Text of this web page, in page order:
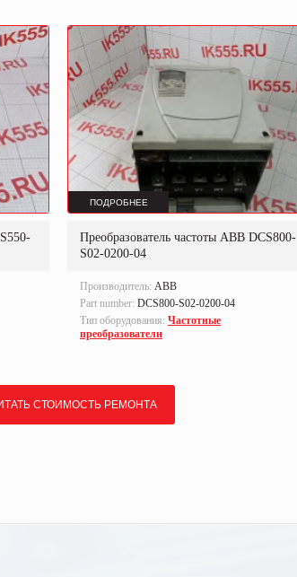
ПОДРОБНЕЕ
Преобразователь частоты ABB DCS800-
S02-0200-04
Производитель: ABB
Part number: DCS800-S02-0200-04
Тип оборудования: Частотные
преобразователи
СТОИМОСТЬ РЕМОНТА